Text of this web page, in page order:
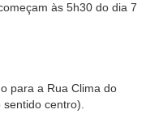
às 5h30 do dia 7
para a Rua Clima do
centro).